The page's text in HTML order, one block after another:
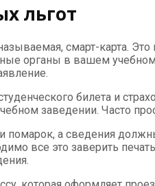
льгот
смарт-карта.
органы в вашем
билета и
заведении. Часто
а сведения
все это заверить